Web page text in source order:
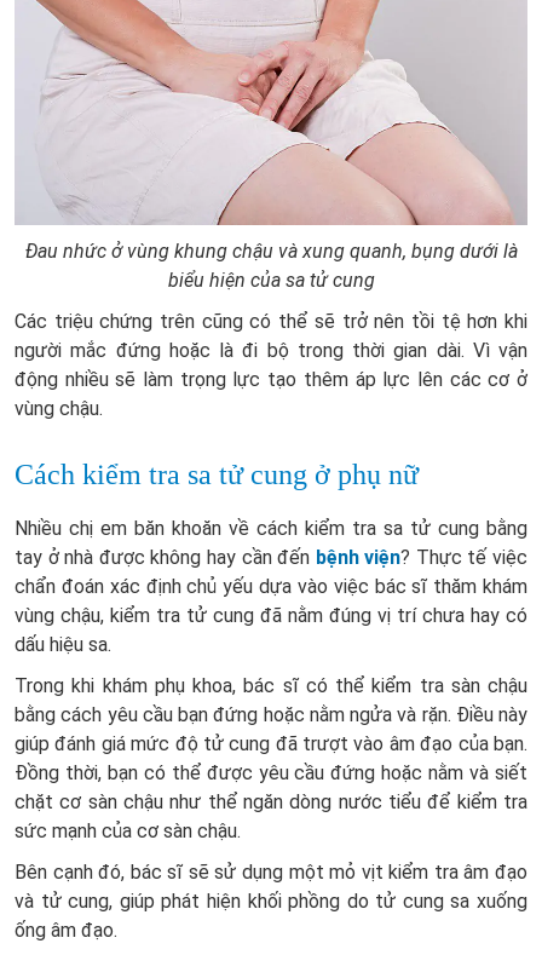
Đau nhức ở vùng khung chậu và xung quanh, bụng dưới là
biểu hiện của sa tử cung
Các triệu chứng trên cũng có thể sẽ trở nên tồi tệ hơn khi
người mắc đứng hoặc là đi bộ trong thời gian dài. Vì vận
động nhiều sẽ làm trọng lực tạo thêm áp lực lên các cơ ở
vùng chậu.
Cách kiểm tra sa tử cung ở phụ nữ
Nhiều chị em băn khoăn về cách kiểm tra sa tử cung bằng
tay ở nhà được không hay cần đến bệnh viện? Thực tế việc
chẩn đoán xác định chủ yếu dựa vào việc bác sĩ thăm khám
vùng chậu, kiểm tra tử cung đã nằm đúng vị trí chưa hay có
dấu hiệu sa.
Trong khi khám phụ khoa, bác sĩ có thể kiểm tra sàn chậu
bằng cách yêu cầu bạn đứng hoặc nằm ngửa và rặn. Điều này
giúp đánh giá mức độ tử cung đã trượt vào âm đạo của bạn.
Đồng thời, bạn có thể được yêu cầu đứng hoặc nằm và siết
chặt cơ sàn chậu như thể ngăn dòng nước tiểu để kiểm tra
sức mạnh của cơ sàn chậu.
Bên cạnh đó, bác sĩ sẽ sử dụng một mỏ vịt kiểm tra âm đạo
và tử cung, giúp phát hiện khối phồng do tử cung sa xuống
ống âm đạo.